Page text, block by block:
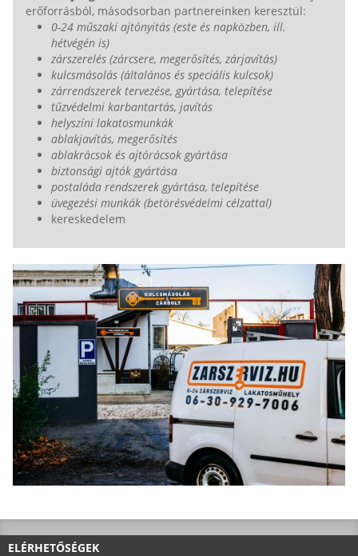
erőforrásból, másodsorban partnereinken keresztül:
0-24 műszaki ajtónyitás (este és napközben, ill.
hétvégén is)
zárszerelés (zárcsere, megerősítés, zárjavítás)
kulcsmásolás (általános és speciális kulcsok)
zárrendszerek tervezése, gyártása, telepítése
tűzvédelmi karbantartás, javítás
helyszíni lakatosmunkák
ablakjavítás, megerősítés
ablakrácsok és ajtórácsok gyártása
biztonsági ajtók gyártása
postaláda rendszerek gyártása, telepítése
üvegezési munkák (betörésvédelmi célzattal)
kereskedelem
ELÉRHETŐSÉGEK